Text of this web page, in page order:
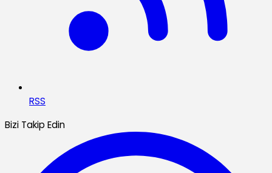
RSS
Bizi Takip Edin